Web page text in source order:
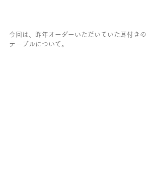
今回は、昨年オーダーいただいていた耳付きの
テーブルについて。